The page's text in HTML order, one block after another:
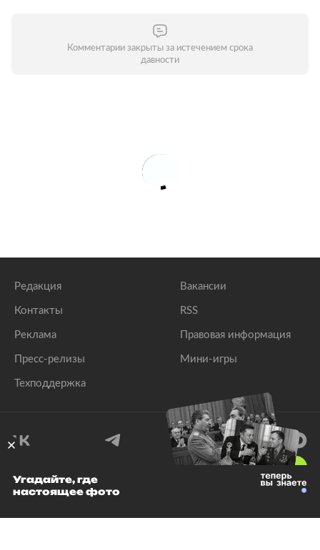
Комментарии закрыты за истечением срока
давности
Редакция
Контакты
Реклама
Пресс-релизы
Техподдержка
Вакансии
RSS
Правовая информация
Мини-игры
© 1999–2026 Все права защищены.
Угадайте, где
настоящее фото